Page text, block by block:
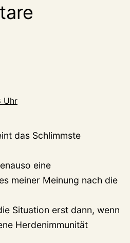
Uhr
das Schlimmste
eine
meiner Meinung nach die
Situation erst dann, wenn
Herdenimmunität